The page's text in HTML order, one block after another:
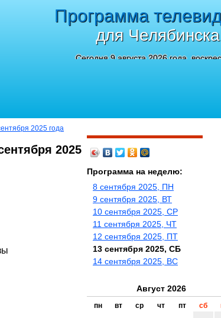
Программа
для Челябинска
Сегодня 9 августа 2026 года,
2025 года
2025
Программа на неделю:
8 сентября 2025, ПН
9 сентября 2025, ВТ
10 сентября 2025, СР
11 сентября 2025, ЧТ
12 сентября 2025, ПТ
13 сентября 2025, СБ
14 сентября 2025, ВС
Август 2026
пн вт ср чт пт сб